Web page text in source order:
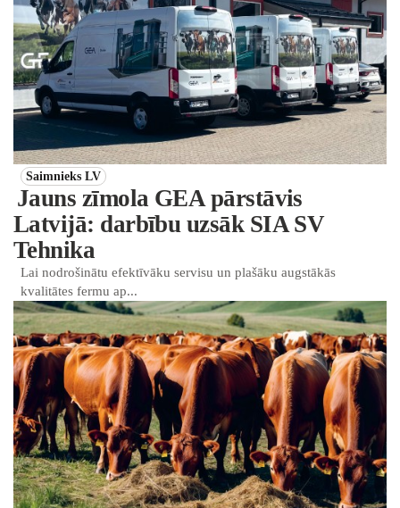
Saimnieks LV
Jauns zīmola GEA pārstāvis
Latvijā: darbību uzsāk SIA SV
Tehnika
Lai nodrošinātu efektīvāku servisu un plašāku augstākās
kvalitātes fermu ap...